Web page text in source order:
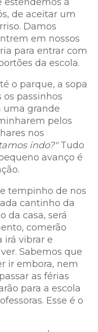
de aceitar um
Damos
em nossos
para entrar com
da escola.
o parque, a sopa
passinhos
uma grande
pelos
nos
indo?"Tudo
avanço é
tempinho de nos
cantinho da
da casa, será
comerão
irá vibrar e
Sabemos que
ir embora, nem
as férias
para a escola
Esse é o